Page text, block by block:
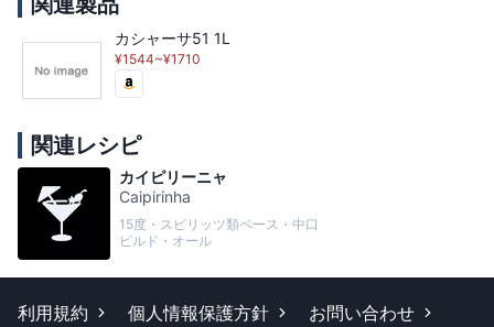
カシャーサ51 1L
¥1544~¥1710
関連レシピ
カイピリーニャ
Caipirinha
15度・スピリッツ類ベース・中口
ビルド・オール
利用規約 個人情報保護方針 お問い合わせ